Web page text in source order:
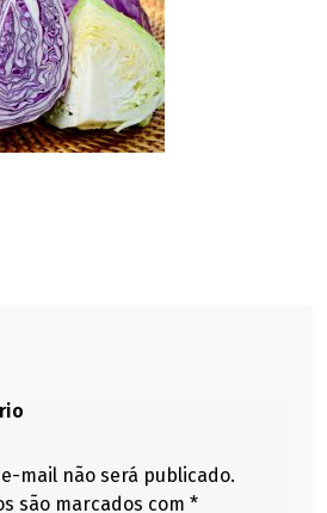
mail não será publicado.
são marcados com *